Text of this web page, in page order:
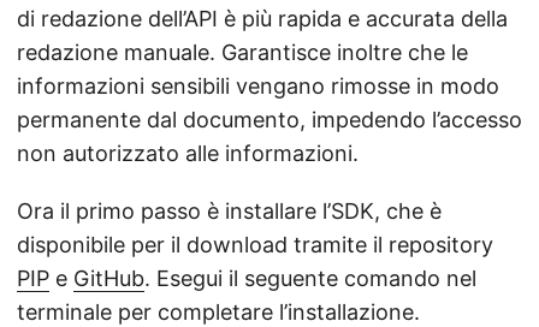
di redazione dell’API è più rapida e accurata della
redazione manuale. Garantisce inoltre che le
informazioni sensibili vengano rimosse in modo
permanente dal documento, impedendo l’accesso
non autorizzato alle informazioni.
Ora il primo passo è installare l’SDK, che è
disponibile per il download tramite il repository
PIP e GitHub. Esegui il seguente comando nel
terminale per completare l’installazione.